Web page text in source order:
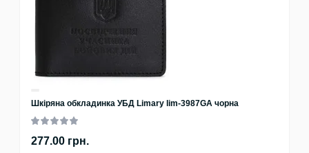
Шкіряна обкладинка УБД Limary lim-3987GA чорна
277.00 грн.